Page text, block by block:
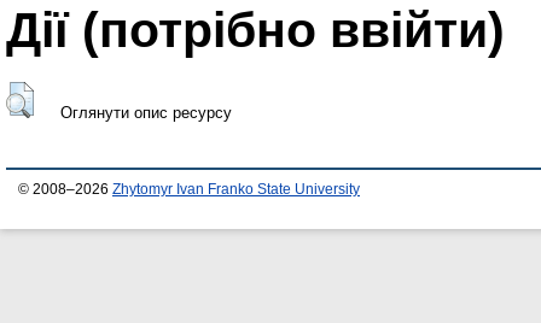
Дії ​​(потрібно ввійти)
Оглянути опис ресурсу
© 2008–2026 Zhytomyr Ivan Franko State University